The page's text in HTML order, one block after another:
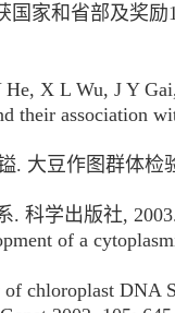
家和省部及奖励
X L Wu, J Y
their association
. 大豆作图群体
. 科学出版社,
of a
chloroplast DNA